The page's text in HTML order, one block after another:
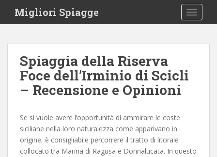
i
Migliori Spiagge
Spiaggia della Riserva
Foce dell’Irminio di Scicli
– Recensione e Opinioni
Se si vuole avere l’opportunità di ammirare le coste
siciliane nella loro naturalezza come apparivano in
origine, è consigliabile percorrere il tratto di litorale
collocato tra Marina di Ragusa e Donnalucata. In questo